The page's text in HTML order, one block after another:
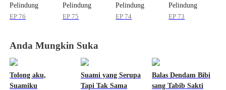
Pelindung
EP 76
Pelindung
EP 75
Pelindung
EP 74
Pelindung
EP 73
Anda Mungkin Suka
Tolong aku,
Suamiku
Suami yang Serupa
Tapi Tak Sama
Balas Dendam Bibi
sang Tabib Sakti